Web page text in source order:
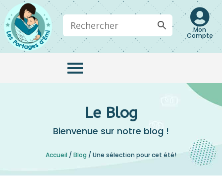

Mon
Compte
Le Blog
Bienvenue sur notre blog !
Accueil / Blog / Une sélection pour cet été!